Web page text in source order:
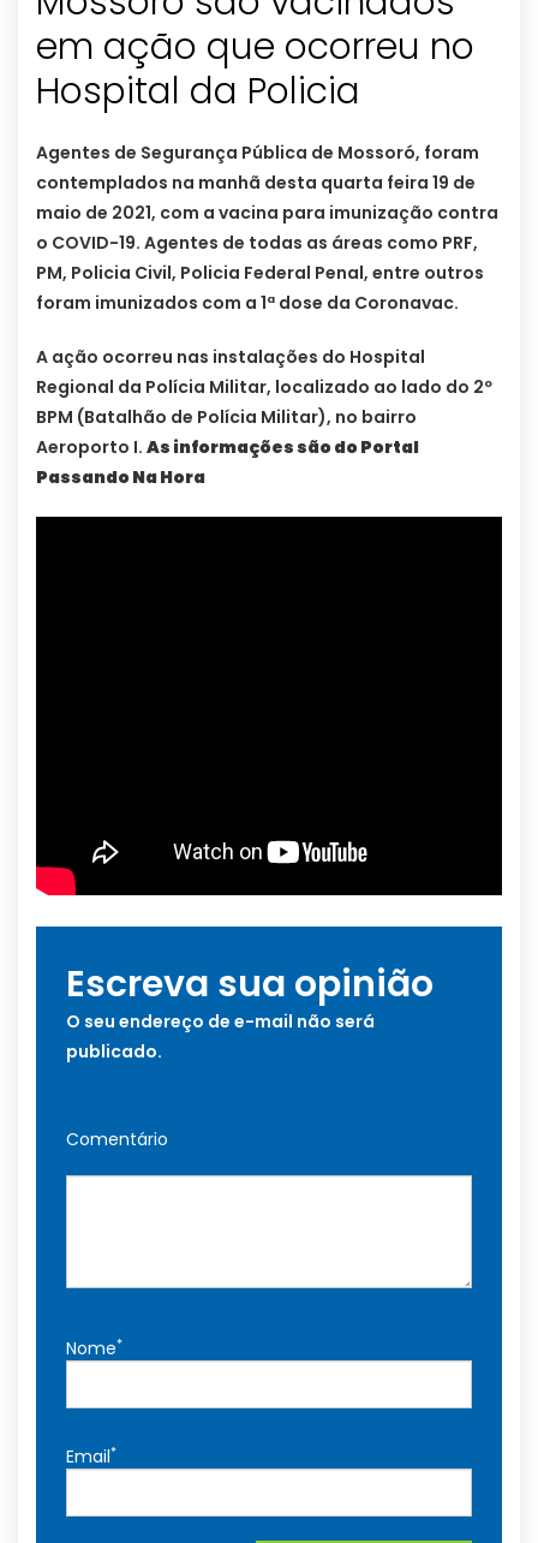
em ação que ocorreu no
Hospital da Policia
Agentes de Segurança Pública de Mossoró, foram
contemplados na manhã desta quarta feira 19 de
maio de 2021, com a vacina para imunização contra
o COVID-19. Agentes de todas as áreas como PRF,
PM, Policia Civil, Policia Federal Penal, entre outros
foram imunizados com a 1ª dose da Coronavac.
A ação ocorreu nas instalações do Hospital
Regional da Polícia Militar, localizado ao lado do 2º
BPM (Batalhão de Polícia Militar), no bairro
Aeroporto I. As informações são do Portal
Passando Na Hora
Escreva sua opinião
O seu endereço de e-mail não será
publicado.
Comentário
Nome*
Email*